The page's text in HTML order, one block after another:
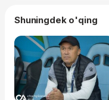
Shuningdek o'qing